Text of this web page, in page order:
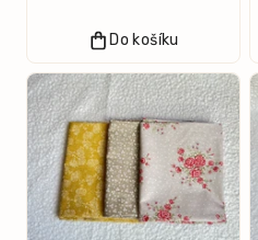
Do košíku